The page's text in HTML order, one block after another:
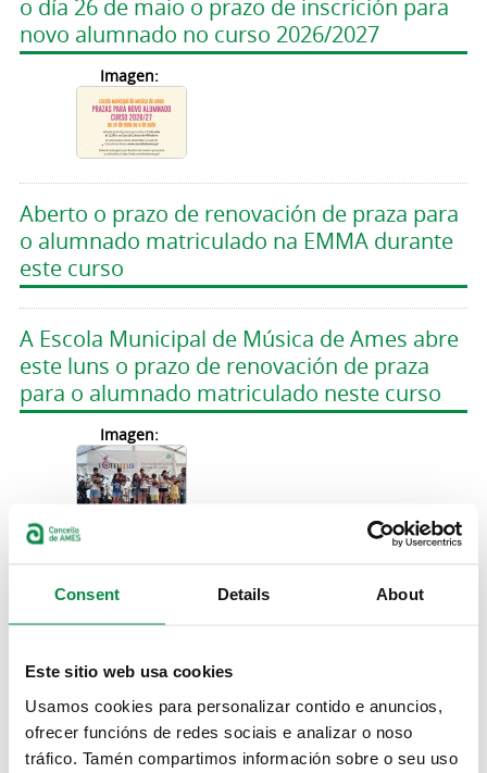
Consent Details About
Este sitio web usa cookies
Usamos cookies para personalizar contido e anuncios,
ofrecer funcións de redes sociais e analizar o noso
tráfico. Tamén compartimos información sobre o seu uso
o día 26 de maio o prazo de inscrición para
novo alumnado no curso 2026/2027
Imagen:
Aberto o prazo de renovación de praza para
o alumnado matriculado na EMMA durante
este curso
A Escola Municipal de Música de Ames abre
este luns o prazo de renovación de praza
para o alumnado matriculado neste curso
Imagen:
>EMMA: audicións do alumnado de violín
Concertos
A EMMA celebra as audicións do alumnado
de violín o vindeiro 24 de marzo
Imagen: